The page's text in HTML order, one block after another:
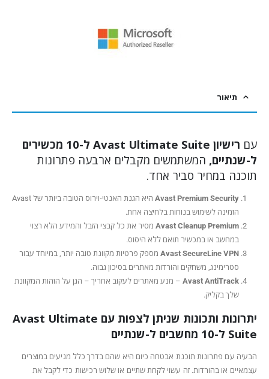
תיאור
עם
רישיון Avast Ultimate Suite ל-10 מכשירים
ל-שנתיים, המשתמשים מקבלים ארבעה פתרונות
תוכנה במחיר סביר אחד.
Avast Premium Security
היא הגנת האנטי-וירוס הטובה ביותר של Avast
הזמינה לשימוש בנוחות בלחיצה אחת.
Avast Cleanup Premiumמסיר את כל קבצי הזבל והמידע הלא רצוי
במחשב או במכשיר תואם ללא היסוס.
Avast SecureLine VPNמספק פרטיות מקוונת טובה יותר, במיוחד עבור
סטרימינג, משחקים והורדות מאתרים בסיכון גבוה.
Avast AntiTrack– מנע מאתרים לעקוב אחריך – הגן על הזהות המקוונת
שלך בקליק.
יתרונות ותכונות שניתן לצפות עם Avast Ultimate
Suite ל-10 מחשבים ל-
שנתיים
הבעיה עם פתרונות תוכנת אבטחה כיום היא שהם בדרך כלל מגיעים במוצרים
עצמאיים או בהורדות. זה עשוי לקחת שתיים או שלוש רכישות כדי לקבל את